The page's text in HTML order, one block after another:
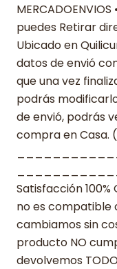
MERCADOENVIOS
puedes Retirar
Ubicado en
datos de envió
que una vez
podrás
de envió, podrás
compra en Casa.
Satisfacción
no es compatible
cambiamos sin
producto NO
devolvemos